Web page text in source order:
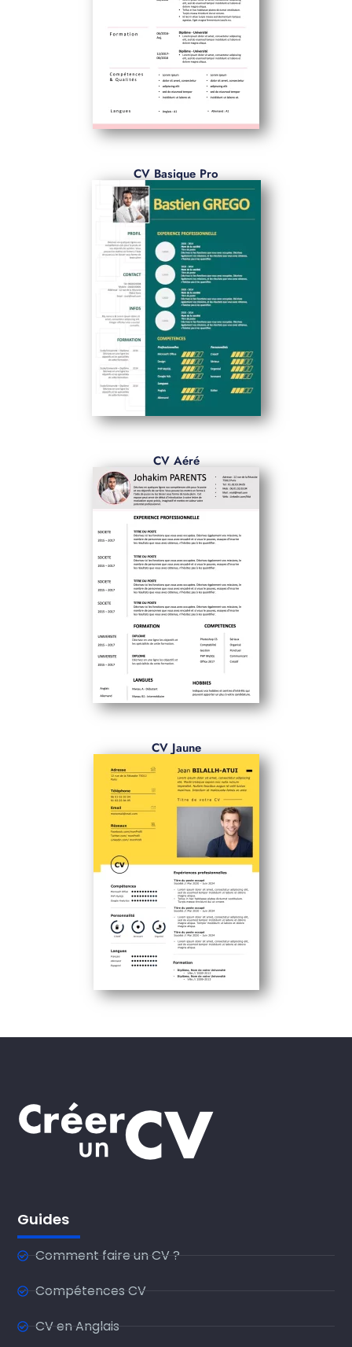
CV Basique Pro
CV Aéré
CV Jaune
Guides
Comment faire un CV ?
Compétences CV
CV en Anglais